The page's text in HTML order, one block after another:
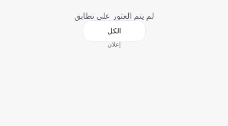
لم يتم العثور على تطابق
الكل
إعلان